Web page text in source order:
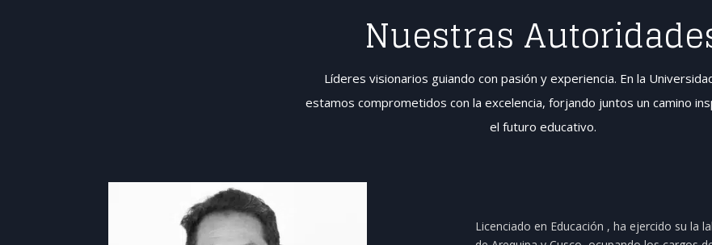
Nuestras
Líderes visionarios guiando con pasión y experiencia. En la
estamos comprometidos con la excelencia, forjando juntos un camino
el futuro educativo.
Licenciado en Educación , ha ejercido su la